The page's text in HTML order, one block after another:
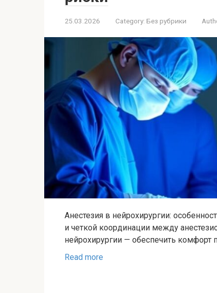
25.03.2026 Category: Без рубрики
Анестезия в нейрохирургии:
и четкой координации между
нейрохирургии — обеспечить комфорт
Read more